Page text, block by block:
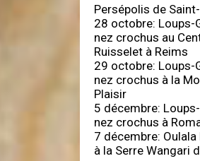
Persépolis de
28 octobre: Loups-
nez crochus au
Ruisselet à Reims
29 octobre: Loups-
nez crochus à la
Plaisir
5 décembre:
nez crochus à
7 décembre: Oulala
à la Serre Wangari